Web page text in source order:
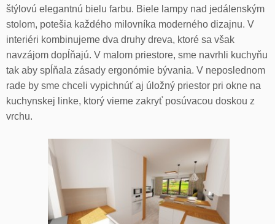
štýlovú elegantnú bielu farbu. Biele lampy nad jedálenským
stolom, potešia každého milovníka moderného dizajnu. V
interiéri kombinujeme dva druhy dreva, ktoré sa však
navzájom dopĺňajú. V malom priestore, sme navrhli kuchyňu
tak aby spĺňala zásady ergonómie bývania. V neposlednom
rade by sme chceli vypichnúť aj úložný priestor pri okne na
kuchynskej linke, ktorý vieme zakryť posúvacou doskou z
vrchu.